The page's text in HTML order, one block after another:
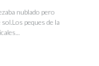
nublado pero
peques de la